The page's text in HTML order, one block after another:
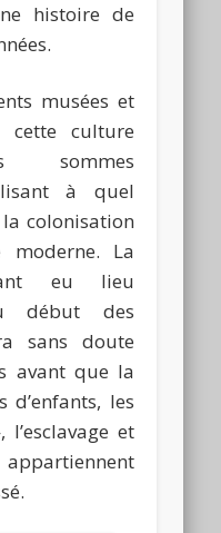
histoire de
musées et
cette culture
sommes
à quel
colonisation
moderne. La
eu lieu
début des
sans doute
avant que la
d’enfants, les
et